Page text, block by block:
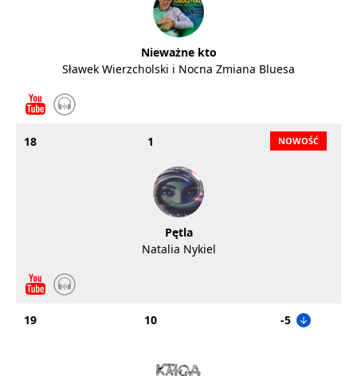
Nieważne kto
Sławek Wierzcholski i Nocna Zmiana Bluesa
18 1
Pętla
Natalia Nykiel
19 10 -5